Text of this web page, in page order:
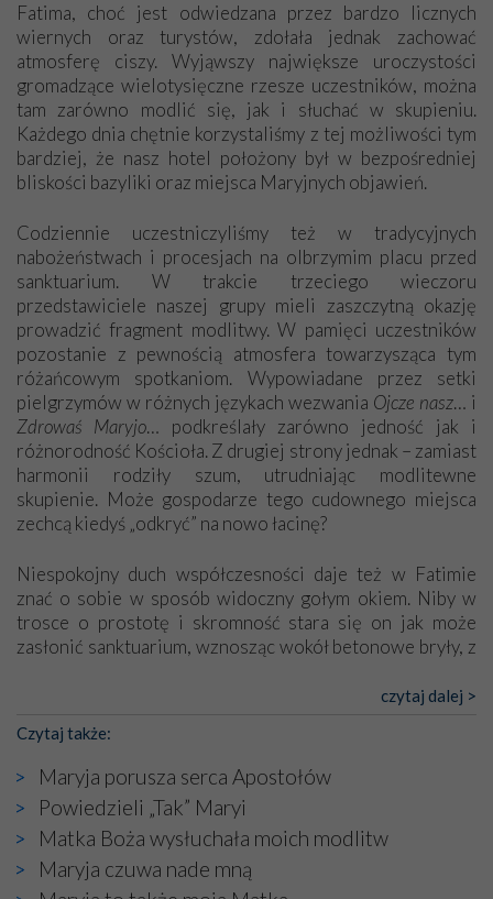
Fatima, choć jest odwiedzana przez bardzo licznych
wiernych oraz turystów, zdołała jednak zachować
atmosferę ciszy. Wyjąwszy największe uroczystości
gromadzące wielotysięczne rzesze uczestników, można
tam zarówno modlić się, jak i słuchać w skupieniu.
Każdego dnia chętnie korzystaliśmy z tej możliwości tym
bardziej, że nasz hotel położony był w bezpośredniej
bliskości bazyliki oraz miejsca Maryjnych objawień.
Codziennie uczestniczyliśmy też w tradycyjnych
nabożeństwach i procesjach na olbrzymim placu przed
sanktuarium. W trakcie trzeciego wieczoru
przedstawiciele naszej grupy mieli zaszczytną okazję
prowadzić fragment modlitwy. W pamięci uczestników
pozostanie z pewnością atmosfera towarzysząca tym
różańcowym spotkaniom. Wypowiadane przez setki
pielgrzymów w różnych językach wezwania Ojcze nasz… i
Zdrowaś Maryjo… podkreślały zarówno jedność jak i
różnorodność Kościoła. Z drugiej strony jednak – zamiast
harmonii rodziły szum, utrudniając modlitewne
skupienie. Może gospodarze tego cudownego miejsca
zechcą kiedyś „odkryć” na nowo łacinę?
Niespokojny duch współczesności daje też w Fatimie
znać o sobie w sposób widoczny gołym okiem. Niby w
trosce o prostotę i skromność stara się on jak może
zasłonić sanktuarium, wznosząc wokół betonowe bryły, z
katolickiego kultu. Tylko co wspólnego z żywą,
kaplice, w których Tabernakulum przypomina bardziej
skrzynkę na narzędzia? Albo co powiedzieć o ustawionym
tuż przy nowej bazylice wielkim krzyżu, na którym
zamiast Chrystusa umieszczono dziwaczną postać jakby
wyjętą ze starożytnych hieroglifów? W kulturowym
kontekście naszych czasów to raczej karykatura niż godny
wizerunek Zbawiciela…
czytaj dalej >
Czytaj także:
Maryja porusza serca Apostołów
Powiedzieli „Tak” Maryi
Matka Boża wysłuchała moich modlitw
Maryja czuwa nade mną